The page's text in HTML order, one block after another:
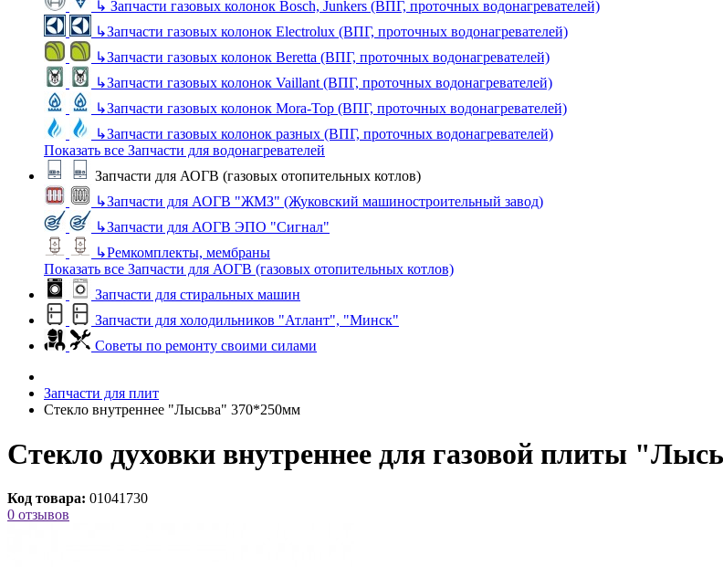
↳ Запчасти газовых колонок Bosch, Junkers (ВПГ, проточных водонагревателей)
↳Запчасти газовых колонок Electrolux (ВПГ, проточных водонагревателей)
↳Запчасти газовых колонок Beretta (ВПГ, проточных водонагревателей)
↳Запчасти газовых колонок Vaillant (ВПГ, проточных водонагревателей)
↳Запчасти газовых колонок Mora-Top (ВПГ, проточных водонагревателей)
↳Запчасти газовых колонок разных (ВПГ, проточных водонагревателей)
Показать все Запчасти для водонагревателей
Запчасти для АОГВ (газовых отопительных котлов)
↳Запчасти для АОГВ "ЖМЗ" (Жуковский машиностроительный завод)
↳Запчасти для АОГВ ЭПО "Сигнал"
↳Ремкомплекты, мембраны
Показать все Запчасти для АОГВ (газовых отопительных котлов)
Запчасти для стиральных машин
Запчасти для холодильников "Атлант", "Минск"
Советы по ремонту своими силами
Запчасти для плит
Стекло внутреннее "Лысьва" 370*250мм
Стекло духовки внутреннее для газовой плиты
Код товара: 01041730
0 отзывов